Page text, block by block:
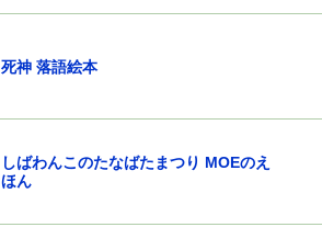
死神 落語絵本
しばわんこのたなばたまつり MOEのえ
ほん